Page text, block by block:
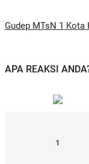
Gudep MTsN 1 Kota
APA REAKSI
1